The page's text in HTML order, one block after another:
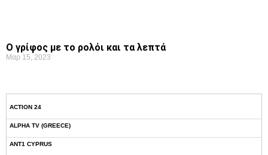
Ο γρίφος με το ρολόι και τα λεπτά
Μαρ 15, 2023
ACTION 24
ALPHA TV (GREECE)
ANT1 CYPRUS